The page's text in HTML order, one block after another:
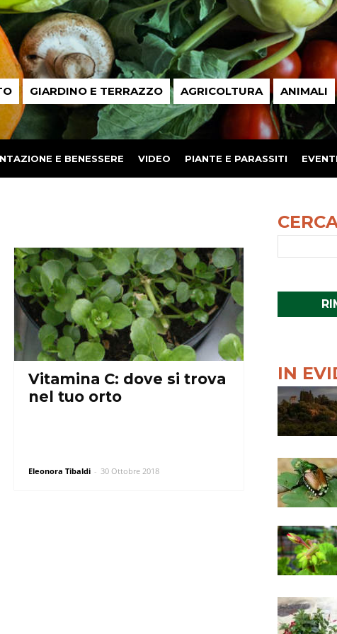
GIARDINO E TERRAZZO AGRICOLTURA ANIMALI
E BENESSERE VIDEO PIANTE E PARASSITI EVENTI
Vitamina C: dove si trova
nel tuo orto
Eleonora Tibaldi - 30 Ottobre 2018
IN